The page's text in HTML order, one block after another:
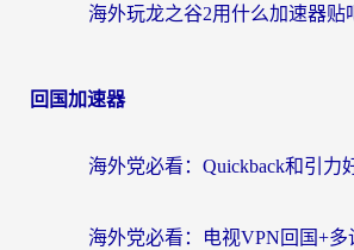
回国加速器